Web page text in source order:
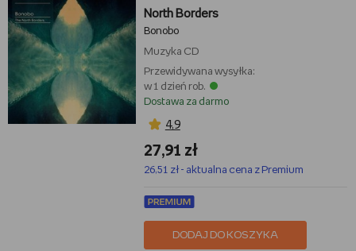
North Borders
Bonobo
Muzyka CD
Przewidywana wysyłka:
w 1 dzień rob.
Dostawa za darmo
4,9
27,91 zł
26,51 zł - aktualna cena z Premium
DODAJ DO KOSZYKA